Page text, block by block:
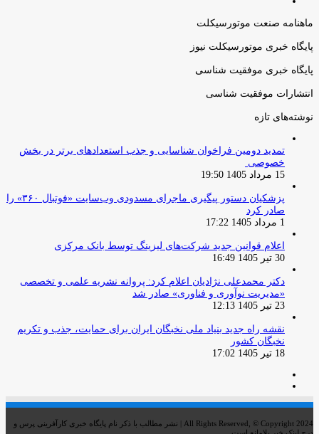
ماهنامه صنعت موتورسیکلت
پایگاه خبری موتورسیکلت نیوز
پایگاه خبری موفقیت شناسی
انتشارات موفقیت شناسی
نوشته‌های تازه
تمدید دومین فراخوان شناسایی و جذب استعدادهای برتر در بخش
خصوصی
15 مرداد 1405 19:50
پزشکیان دستور پیگیری ماجرای مسدودی وب‌سایت «فوتبال ۳۶۰» را
صادر کرد
1 مرداد 1405 17:22
اعلام قوانین جدید شرکت‌های لیزینگ توسط بانک مرکزی
30 تیر 1405 16:49
دکتر محمدعلی نژادیان اعلام کرد: پروانه نشریه علمی و تخصصی
«مدیریت نوآوری و فناوری» صادر شد
23 تیر 1405 12:13
نقشه راه جدید بنیاد ملی نخبگان ایران برای حمایت، جذب و تکریم
نخبگان کشور
18 تیر 1405 17:02
All Rights Reserved, © Copyright 2024 | نشر مطالب با ذکر نام پایگاه خبری کارآفرینی پرس و